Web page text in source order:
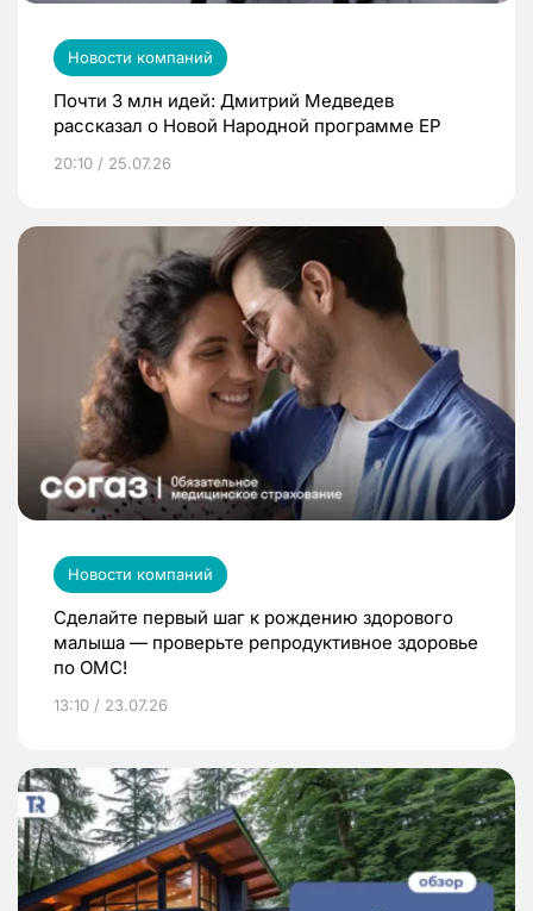
Новости компаний
Почти 3 млн идей: Дмитрий Медведев
рассказал о Новой Народной программе ЕР
20:10 / 25.07.26
Новости компаний
Сделайте первый шаг к рождению здорового
малыша — проверьте репродуктивное здоровье
по ОМС!
13:10 / 23.07.26